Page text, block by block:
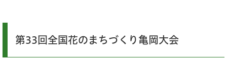
第33回全国花のまちづくり亀岡大会